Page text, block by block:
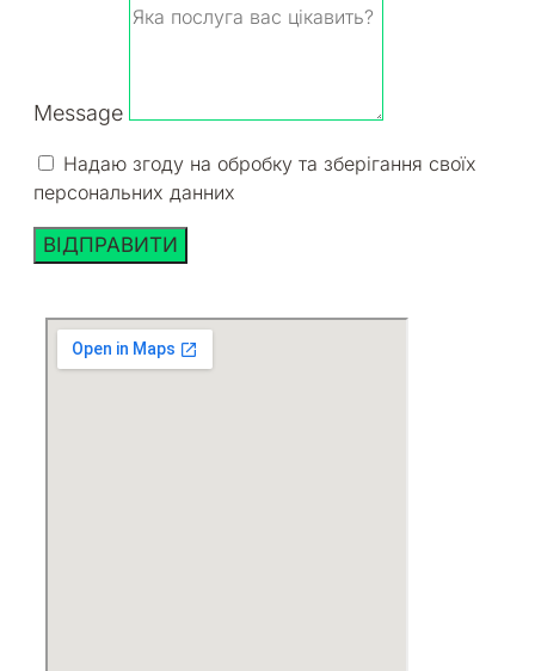
Message
Надаю згоду на обробку та зберігання своїх
персональних данних
ВІДПРАВИТИ